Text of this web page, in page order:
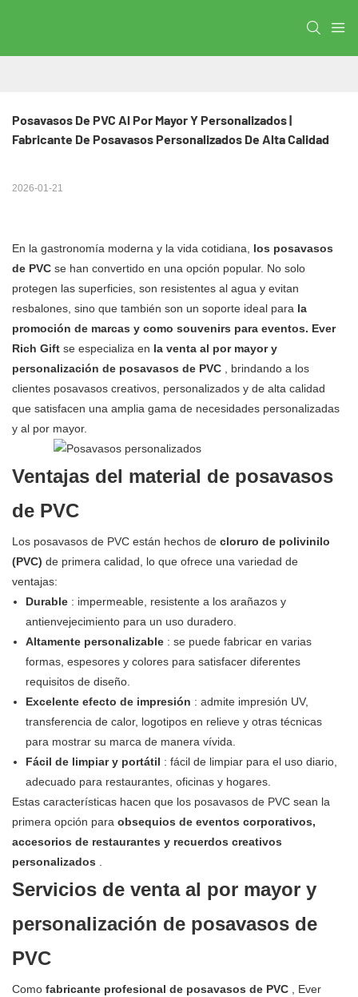
Posavasos De PVC Al Por Mayor Y Personalizados |
Fabricante De Posavasos Personalizados De Alta Calidad
2026-01-21
En la gastronomía moderna y la vida cotidiana, los posavasos
de PVC se han convertido en una opción popular. No solo
protegen las superficies, son resistentes al agua y evitan
resbalones, sino que también son un soporte ideal para la
promoción de marcas y como souvenirs para eventos. Ever
Rich Gift se especializa en la venta al por mayor y
personalización de posavasos de PVC , brindando a los
clientes posavasos creativos, personalizados y de alta calidad
que satisfacen una amplia gama de necesidades personalizadas
y al por mayor.
Ventajas del material de posavasos
de PVC
Los posavasos de PVC están hechos de cloruro de polivinilo
(PVC) de primera calidad, lo que ofrece una variedad de
ventajas:
Durable: impermeable, resistente a los arañazos y
antienvejecimiento para un uso duradero.
Altamente personalizable: se puede fabricar en varias
formas, espesores y colores para satisfacer diferentes
requisitos de diseño.
Excelente efecto de impresión : admite impresión UV,
transferencia de calor, logotipos en relieve y otras técnicas
para mostrar su marca de manera vívida.
Fácil de limpiar y portátil : fácil de limpiar para el uso diario,
adecuado para restaurantes, oficinas y hogares.
Estas características hacen que los posavasos de PVC sean la
primera opción para obsequios de eventos corporativos,
accesorios de restaurantes y recuerdos creativos
personalizados .
Servicios de venta al por mayor y
personalización de posavasos de
PVC
Como fabricante profesional de posavasos de PVC , Ever